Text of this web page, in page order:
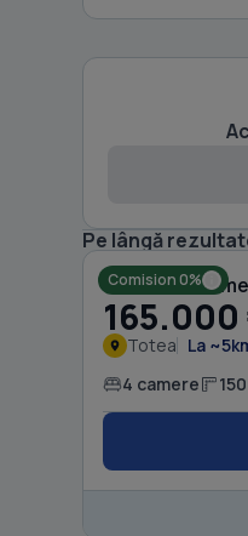
Pe lângă
Comision 0%
Casă cu 4
165.000
Totea La
4 camere